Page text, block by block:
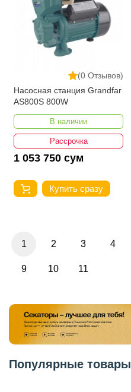
(0 Отзывов)
Насосная станция Grandfar
AS800S 800W
В наличии
Рассрочка
1 053 750 сум
Купить сразу
1 2 3 4
9 10 11
Популярные товары